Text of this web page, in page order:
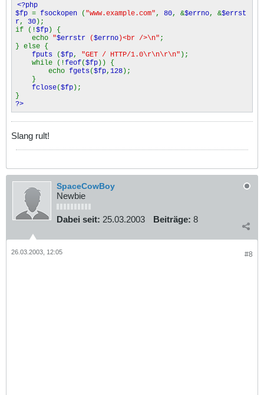
<?php
$fp = fsockopen ( "www.example.com" , 80, &$errno, &$errst
r, 30);
if (!$fp) {
echo "$errstr ($errno)<br />\n" ;
} else {
fputs
($fp, "GET / HTTP/1.0\r\n\r\n" );
while (!feof($fp)) {
echo fgets($fp, 128);
}
fclose($fp);
}
?>
Slang rult!
SpaceCowBoy
Newbie
Dabei seit: 25.03.2003 Beiträge: 8
#8
26.03.2003, 12:05